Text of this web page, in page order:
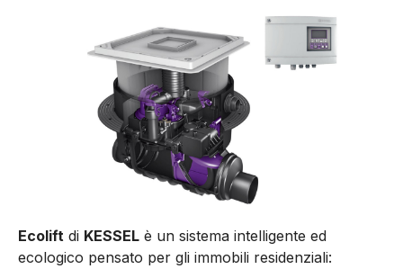
Ecolift di KESSEL è un sistema intelligente ed
ecologico pensato per gli immobili residenziali: